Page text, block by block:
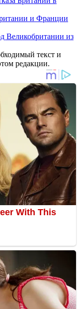
и Франции
Великобритании из
текст и
редакции.